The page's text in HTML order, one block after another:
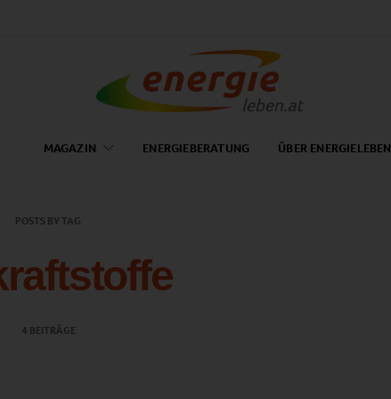
MAGAZIN ENERGIEBERATUNG ÜBER ENERGIELEBEN
POSTS BY TAG
4 BEITRÄGE